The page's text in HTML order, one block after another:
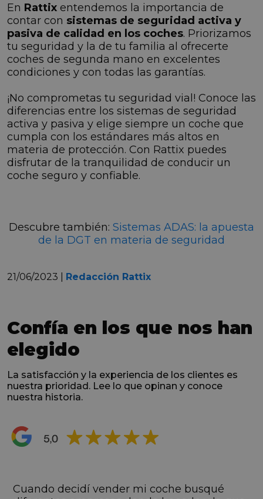
En Rattix entendemos la importancia de
contar con sistemas de seguridad activa y
pasiva de calidad en los coches. Priorizamos
tu seguridad y la de tu familia al ofrecerte
coches de segunda mano en excelentes
condiciones y con todas las garantías.
¡No comprometas tu seguridad vial! Conoce las
diferencias entre los sistemas de seguridad
activa y pasiva y elige siempre un coche que
cumpla con los estándares más altos en
materia de protección. Con Rattix puedes
disfrutar de la tranquilidad de conducir un
coche seguro y confiable.
Descubre también: Sistemas ADAS: la apuesta
de la DGT en materia de seguridad
21/06/2023 | Redacción Rattix
Confía en los que nos han
elegido
La satisfacción y la experiencia de los clientes es
nuestra prioridad. Lee lo que opinan y conoce
nuestra historia.
Cuando decidí vender mi coche busqué